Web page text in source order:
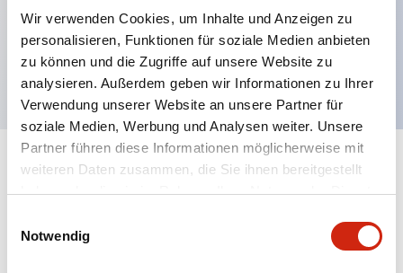
Wir verwenden Cookies, um Inhalte und Anzeigen zu
personalisieren, Funktionen für soziale Medien anbieten
zu können und die Zugriffe auf unsere Website zu
analysieren. Außerdem geben wir Informationen zu Ihrer
Verwendung unserer Website an unsere Partner für
soziale Medien, Werbung und Analysen weiter. Unsere
Partner führen diese Informationen möglicherweise mit
weiteren Daten zusammen, die Sie ihnen bereitgestellt
haben oder die sie im Rahmen Ihrer Nutzung der Dienste
Notwendig
eine hochsichere Stiftzuhaltungsstruktur
Schutzart IP65 (IEC60529)
Spezifikationen Alle erweitern